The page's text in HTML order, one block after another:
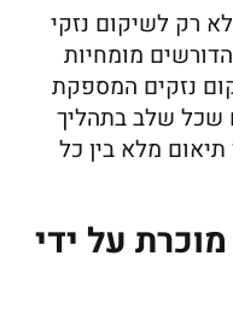
רק לשיקום נזקי
הדורשים מומחיות
נזקים המספקת
שכל שלב בתהליך
מלא בין כל
על ידי